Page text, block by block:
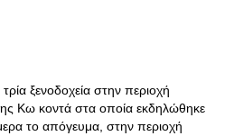
ξενοδοχεία στην περιοχή
Κω κοντά στα οποία εκδηλώθηκε
το απόγευμα, στην περιοχή